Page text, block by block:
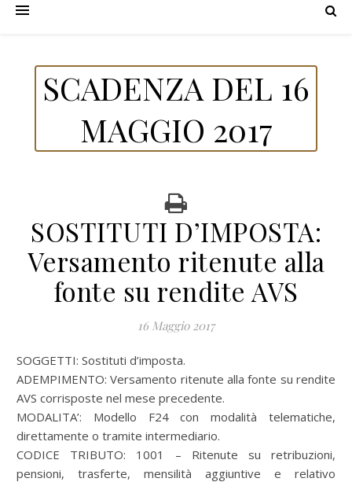
SCADENZA DEL 16
MAGGIO 2017
SOSTITUTI D’IMPOSTA:
Versamento ritenute alla
fonte su rendite AVS
16 Maggio 2017
SOGGETTI: Sostituti d’imposta.
ADEMPIMENTO: Versamento ritenute alla fonte su rendite
AVS corrisposte nel mese precedente.
MODALITA’: Modello F24 con modalità telematiche,
direttamente o tramite intermediario.
CODICE TRIBUTO: 1001 – Ritenute su retribuzioni,
pensioni, trasferte, mensilità aggiuntive e relativo